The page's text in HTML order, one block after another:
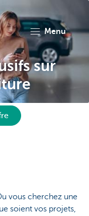
menu
sur
vous cherchez une
soient vos projets,